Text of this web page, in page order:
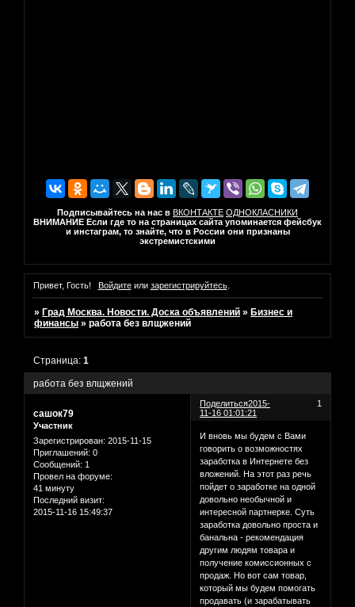
Подписывайтесь на нас в ВКОНТАКТЕ ОДНОКЛАСНИКИ
ВНИМАНИЕ Если где то на страницах сайта упоминается фейсбук
и инстаграм, то знайте, что в России они признаны
экстремистскими
Привет, Гость! Войдитеили зарегистрируйтесь.
» Град Москва. Новости. Доска объявлений » Бизнес и
финансы »работа без влщжений
работа без влщжений
Страница:1
Поделиться 1
2015-
11-16 01:01:21
сашок79
Участник
Зарегистрирован: 2015-11-15
Приглашений: 0
Сообщений: 1
Провел на форуме:
41 минуту
Последний визит:
2015-11-16 15:49:37
И вновь мы будем с Вами
говорить о возможностях
заработка в Интернете без
вложений. На этот раз речь
пойдет о заработке на одной
довольно необычной и
интересной партнерке. Суть
заработка довольно проста и
банальна - рекомендация
другим людям товара и
получение комиссионных с
продаж. Но вот сам товар,
который мы будем помогать
продавать (и зарабатывать